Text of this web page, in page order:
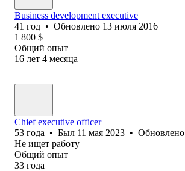
Business development executive
41 год • Обновлено 13 июля 2016
1 800 $
Общий опыт
16 лет 4 месяца
Chief executive officer
53 года • Был 11 мая 2023 • Обновлено
Не ищет работу
Общий опыт
33 года